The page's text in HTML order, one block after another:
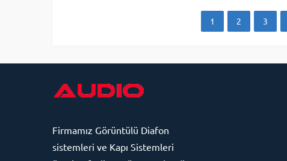
1 2 3
Firmamız Görüntülü Diafon
sistemleri ve Kapı Sistemleri